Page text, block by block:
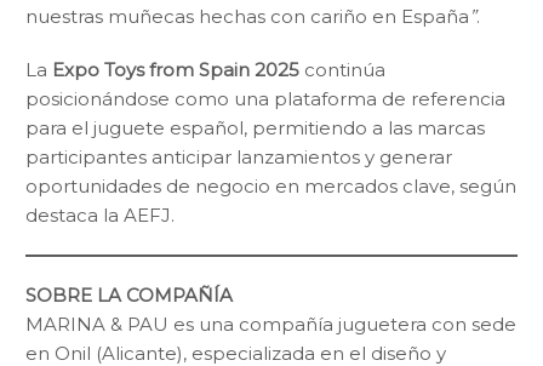
nuestras muñecas hechas con cariño en España ”.
La Expo Toys from Spain 2025 continúa
posicionándose como una plataforma de referencia
para el juguete español, permitiendo a las marcas
participantes anticipar lanzamientos y generar
oportunidades de negocio en mercados clave, según
destaca la AEFJ.
SOBRE LA COMPAÑÍA
MARINA & PAU es una compañía juguetera con sede
en Onil (Alicante), especializada en el diseño y